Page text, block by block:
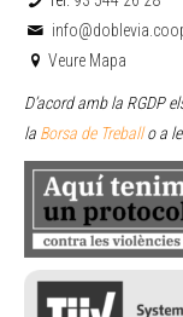
Veure Mapa
D’acord amb la RGDP
la Borsa de Treballo a